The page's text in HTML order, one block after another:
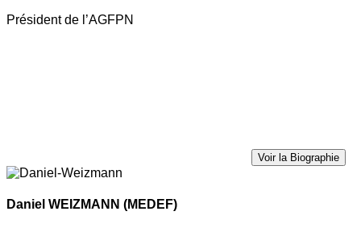
Président de l’AGFPN
Voir la Biographie
Daniel WEIZMANN (MEDEF)